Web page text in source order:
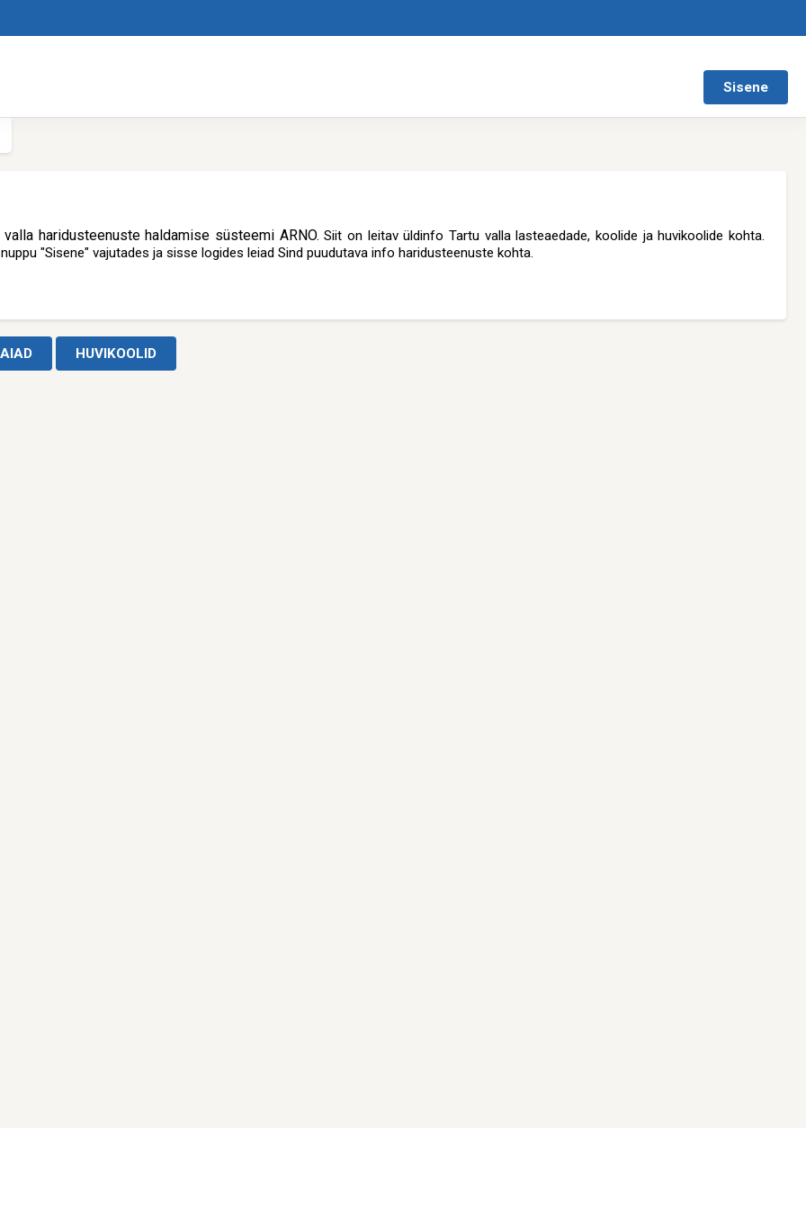
Sisene
haridusteenuste haldamise süsteemi ARNO.Siit on leitav üldinfo Tartu valla lasteaedade, koolide ja huvikoolide kohta.
"Sisene" vajutades ja sisse logides leiad Sind puudutava info haridusteenuste kohta.